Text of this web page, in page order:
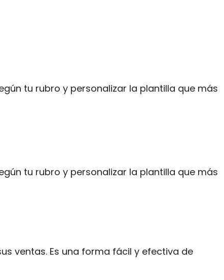
tu rubro y personalizar la plantilla que más
tu rubro y personalizar la plantilla que más
ventas. Es una forma fácil y efectiva de